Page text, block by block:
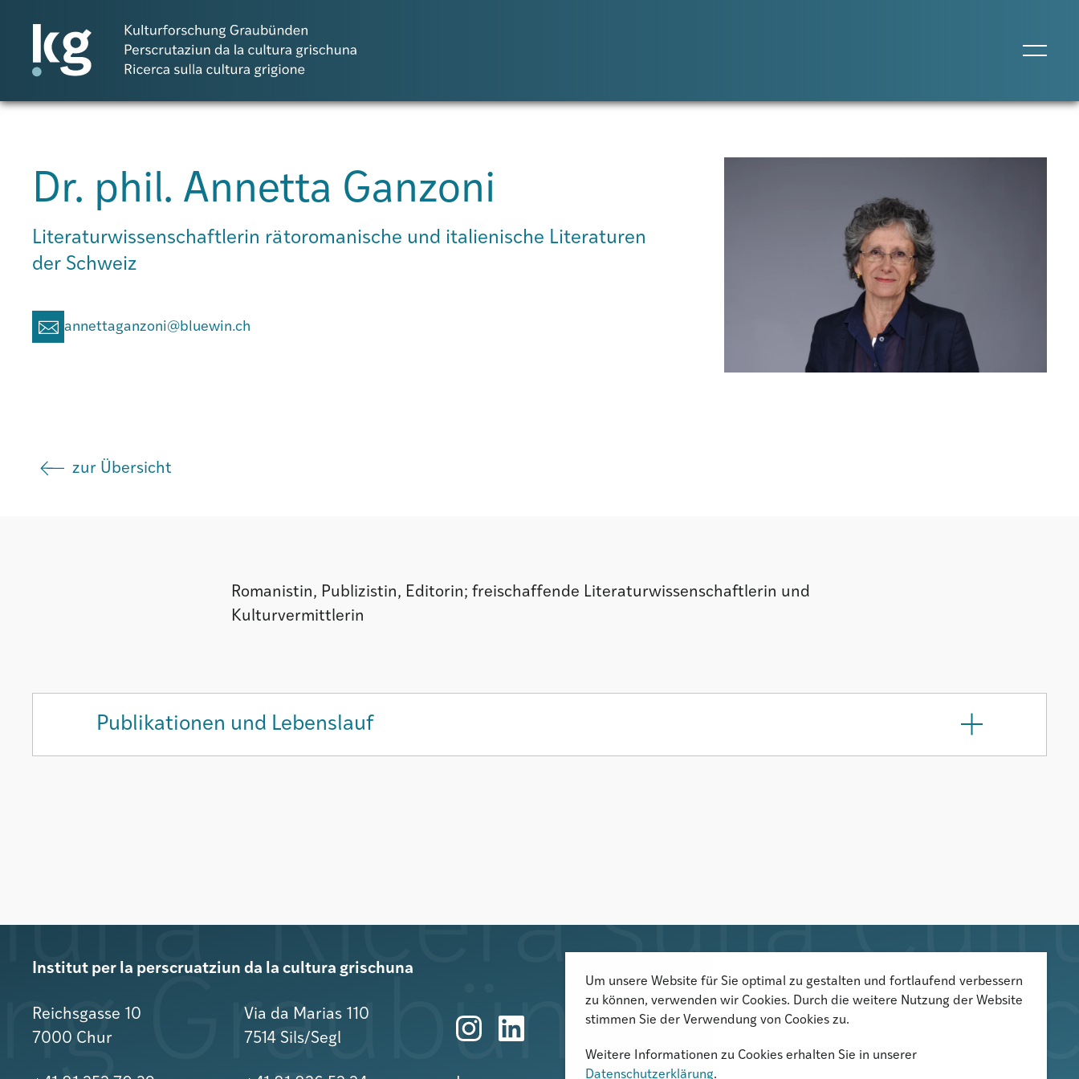
Projects
Publicaziuns
Societad
Dr. phil. Annetta Ganzoni
Literaturwissenschaftlerin rätoromanische und italienische Literaturen
der Schweiz
annettaganzoni@bluewin.ch
zur Übersicht
Romanistin, Publizistin, Editorin; freischaffende Literaturwissenschaftlerin und
Kulturvermittlerin
Publikationen und Lebenslauf
Institut per la perscruatziun da la cultura grischuna
Reichsgasse 10
7000 Chur
Via da Marias 110
7514 Sils/Segl
Der Newsletter informiert über
aktuelle Veranstaltungen,
Forschungsprojekte
Um unsere Website für Sie optimal zu gestalten und fortlaufend verbessern
zu können, verwenden wir Cookies. Durch die weitere Nutzung der Website
stimmen Sie der Verwendung von Cookies zu.
Weitere Informationen zu Cookies erhalten Sie in unserer
Datenschutzerklärung.